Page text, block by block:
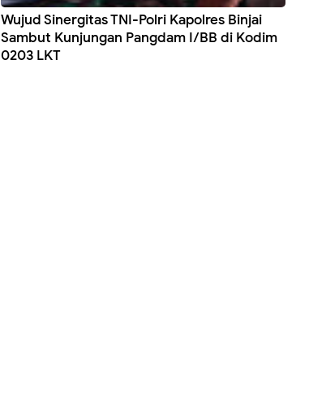
Wujud Sinergitas TNI-Polri Kapolres Binjai
Sambut Kunjungan Pangdam I/BB di Kodim
0203 LKT